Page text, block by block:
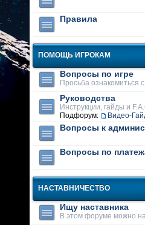
Правила
ПОМОЩЬ ИГРОКАМ
Вопросы по игре
Просьба ознакомиться
Руководства
Инструкции, гайды и
Подфорум:
Видео-
Вопросы к
Вопросы по
НАСТАВНИЧЕСТВО
Ищу наставника
В этом форуме можно